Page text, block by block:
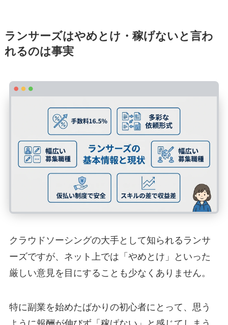
ランサーズはやめとけ・稼げないと言わ
れるのは事実
クラウドソーシングの大手として知られるランサ
ーズですが、ネット上では「やめとけ」といった
厳しい意見を目にすることも少なくありません。
特に副業を始めたばかりの初心者にとって、思う